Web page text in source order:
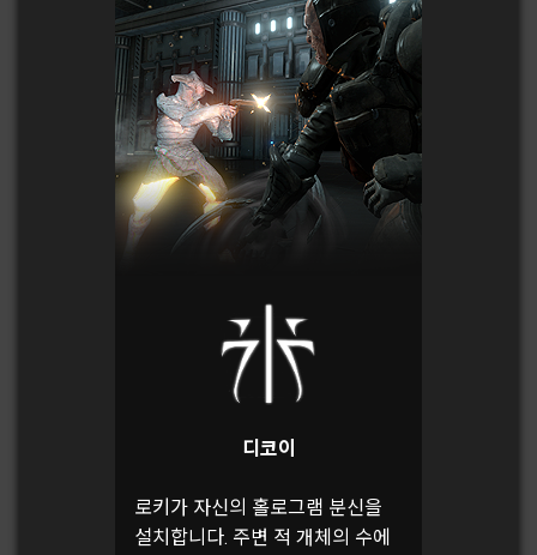
디코이
로키가 자신의 홀로그램 분신을
설치합니다. 주변 적 개체의 수에